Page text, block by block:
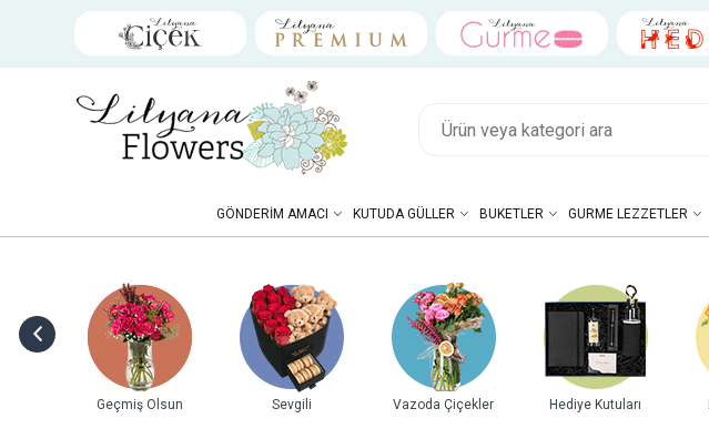
GÖNDERIM AMACI KUTUDA GÜLLER BUKETLER GURME LEZZETLER
Geçmiş Olsun Sevgili Vazoda Çiçekler Hediye Kutuları